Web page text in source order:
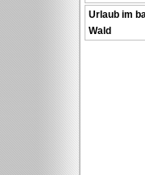
Urlaub im
Wald